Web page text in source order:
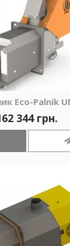
Eco-Palnik
344 грн.